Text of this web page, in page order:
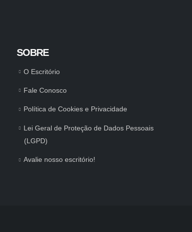
SOBRE
O Escritório
Fale Conosco
Política de Cookies e Privacidade
Lei Geral de Proteção de Dados Pessoais
(LGPD)
Avalie nosso escritório!